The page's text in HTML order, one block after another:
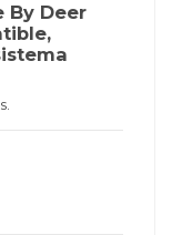
By Deer